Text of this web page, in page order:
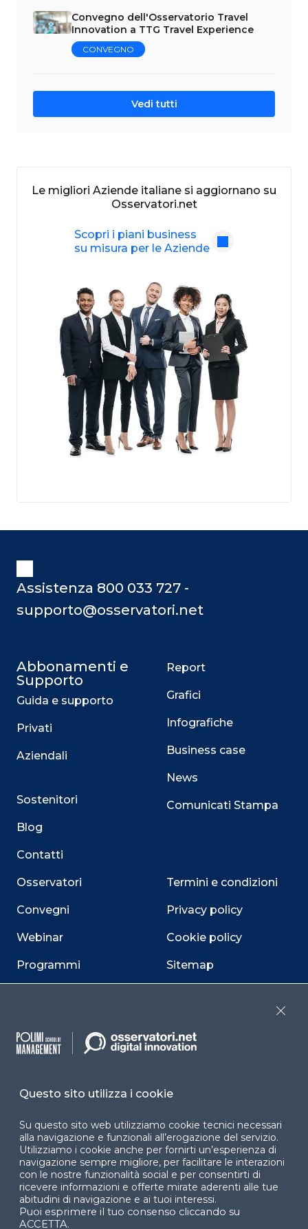
Convegno dell'Osservatorio Travel
Innovation a TTG Travel Experience
CONVEGNO
Vedi tutti
Le migliori Aziende italiane si aggiornano su
Osservatori.net
Scopri i piani business
su misura per le Aziende
Assistenza 800 033 727 -
supporto@osservatori.net
Abbonamenti e
Supporto
Guida e supporto
Privati
Aziendali
Sostenitori
Blog
Contatti
Osservatori
Convegni
Webinar
Programmi
Report
Grafici
Infografiche
Business case
News
Comunicati Stampa
Termini e condizioni
Privacy policy
Cookie policy
Sitemap
Cookie Center
YouTube X
Questo sito utilizza i cookie
Su questo sito web utilizziamo cookie tecnici necessari
alla navigazione e funzionali all’erogazione del servizio.
Utilizziamo i cookie anche per fornirti un’esperienza di
navigazione sempre migliore, per facilitare le interazioni
con le nostre funzionalità social e per consentirti di
ricevere informazioni e offerte mirate aderenti alle tue
abitudini di navigazione e ai tuoi interessi.
Puoi esprimere il tuo consenso cliccando su
ACCETTA.